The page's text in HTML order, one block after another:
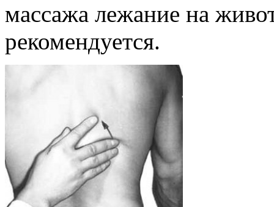
массажа лежание на
рекомендуется.